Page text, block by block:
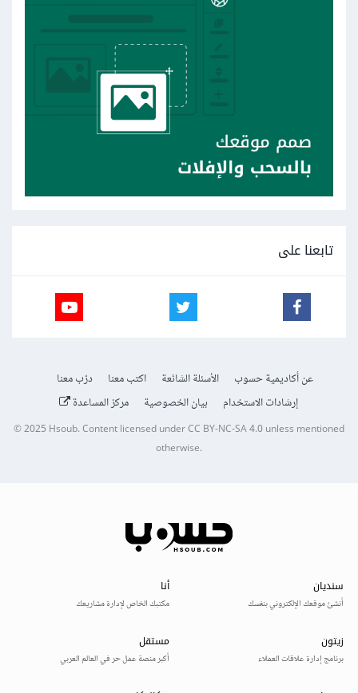
تابعنا على
عن أكاديمية حسوب الأسئلة الشائعة اكتب معنا
درّب معنا
إرشادات الاستخدام
بيان الخصوصية مركز المساعدة
© 2025Hsoub.Content licensed underCC BY-NC-SA 4.0unless mentioned
otherwise.